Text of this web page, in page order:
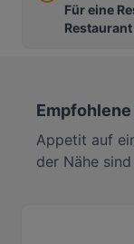
Für eine
Appetit auf
der Nähe